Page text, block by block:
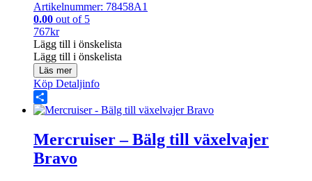
Artikelnummer: 78458A1
0.00 out of 5
767kr
Lägg till i önskelista
Lägg till i önskelista
Läs mer
Köp Detaljinfo
Share
Mercruiser – Bälg till växelvajer
Bravo